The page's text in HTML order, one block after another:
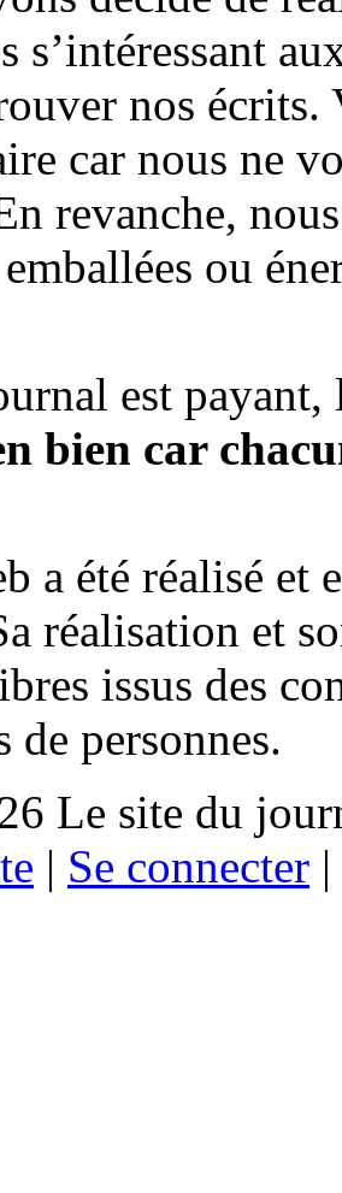
s’intéressant
nos écrits.
car nous ne
revanche,
ou
est payant,
bien car
a été réalisé et
réalisation et
issus des
personnes.
Le site du
| Se connecter |